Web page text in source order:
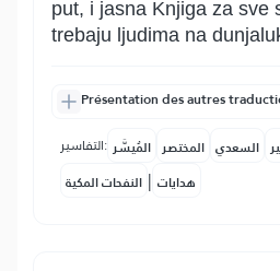
put, i jasna Knjiga za sve
trebaju ljudima na
Présentation des autres
التفاسير: المُيسَّر المختصر السعدي
النفحات المكية | هدايات